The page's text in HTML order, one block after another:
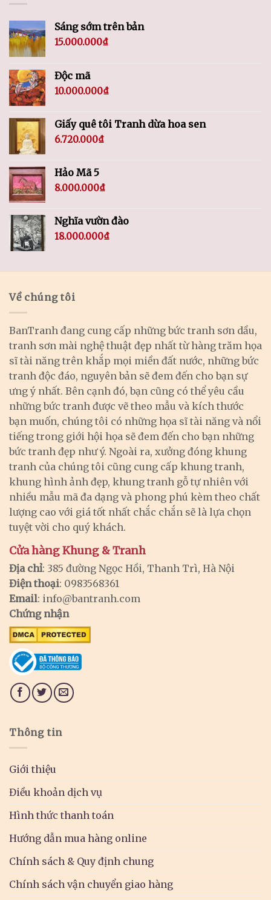
Sáng sớm trên bản
15.000.000₫
Độc mã
10.000.000₫
Giấy quê tôi Tranh dừa hoa sen
6.720.000₫
Hảo Mã 5
8.000.000₫
Nghĩa vườn đào
18.000.000₫
Về chúng tôi
BanTranh đang cung cấp những bức tranh sơn dầu,
tranh sơn mài nghệ thuật đẹp nhất từ hàng trăm họa
sĩ tài năng trên khắp mọi miền đất nước, những bức
tranh độc đáo, nguyên bản sẽ đem đến cho bạn sự
ưng ý nhất. Bên cạnh đó, bạn cũng có thể yêu cầu
những bức tranh được vẽ theo mẫu và kích thước
bạn muốn, chúng tôi có những họa sĩ tài năng và nổi
tiếng trong giới hội họa sẽ đem đến cho bạn những
bức tranh đẹp như ý. Ngoài ra, xưởng đóng khung
tranh của chúng tôi cũng cung cấp khung tranh,
khung hình ảnh đẹp, khung tranh gỗ tự nhiên với
nhiều mẫu mã đa dạng và phong phú kèm theo chất
lượng cao với giá tốt nhất chắc chắn sẽ là lựa chọn
tuyệt vời cho quý khách.
Cửa hàng Khung & Tranh
Địa chỉ: 385 đường Ngọc Hồi, Thanh Trì, Hà Nội
Điện thoại: 0983568361
Email: info@bantranh.com
Chứng nhận
Thông tin
Giới thiệu
Điều khoản dịch vụ
Hình thức thanh toán
Hướng dẫn mua hàng online
Chính sách & Quy định chung
Chính sách vận chuyển giao hàng